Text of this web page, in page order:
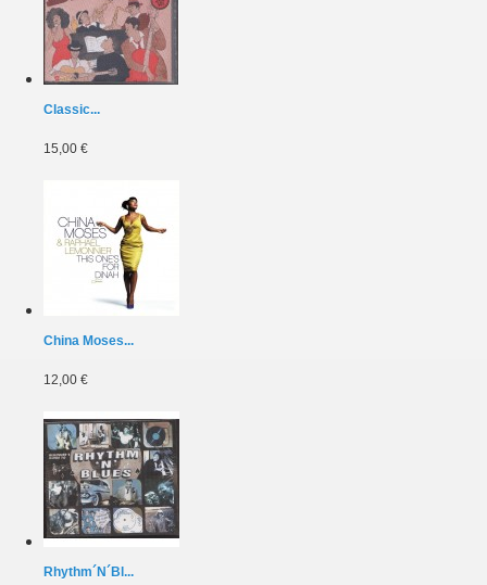
Classic...
15,00 €
China Moses...
12,00 €
Rhythm´N´Bl...